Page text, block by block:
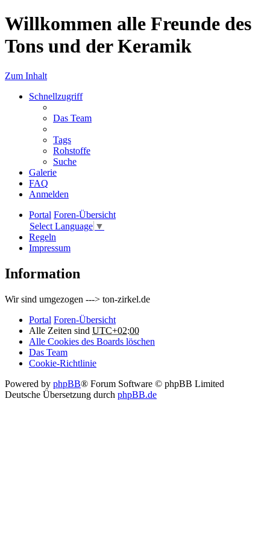
Willkommen alle Freunde des
Tons und der Keramik
Zum Inhalt
Schnellzugriff
Das Team
Tags
Rohstoffe
Suche
Galerie
FAQ
Anmelden
Portal Foren-Übersicht
Select Language ▼
Regeln
Impressum
Information
Wir sind umgezogen ---> ton-zirkel.de
Portal Foren-Übersicht
Alle Zeiten sind UTC+02:00
Alle Cookies des Boards löschen
Das Team
Cookie-Richtlinie
Powered by phpBB® Forum Software © phpBB Limited
Deutsche Übersetzung durch phpBB.de